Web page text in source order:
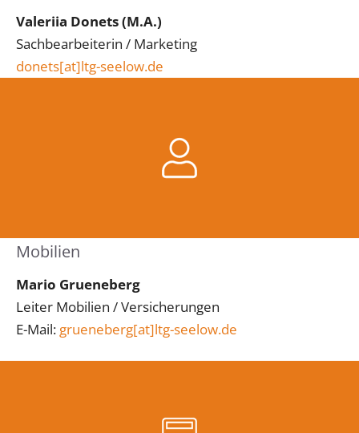
Valeriia Donets (M.A.)
Sachbearbeiterin / Marketing
donets[at]ltg-seelow.de
Mobilien
Mario Grueneberg
Leiter Mobilien / Versicherungen
E-Mail: grueneberg[at]ltg-seelow.de